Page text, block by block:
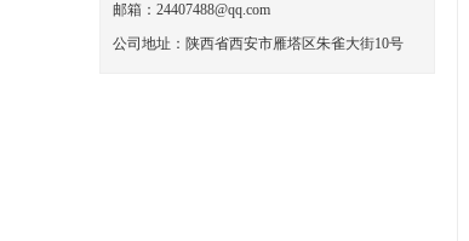
- YT-INH3-800氨氮在线分析仪
邮箱：24407488@qq.com
公司地址：陕西省西安市雁塔区朱雀大街10号